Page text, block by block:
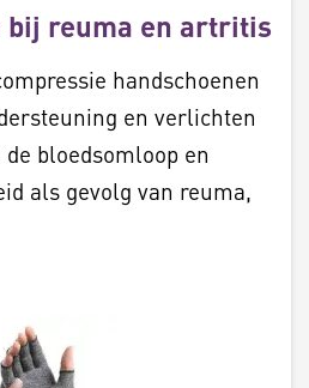
bij reuma en artritis
handschoenen
en verlichten
bloedsomloop en
als gevolg van reuma,